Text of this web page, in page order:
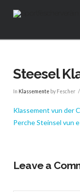
Steesel
In Klassementeby Fescher
Klassement vun der
Perche Steinsel vun
Leave a